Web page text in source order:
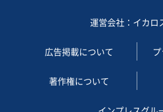
運営会社：イカロ
広告掲載について
著作権について